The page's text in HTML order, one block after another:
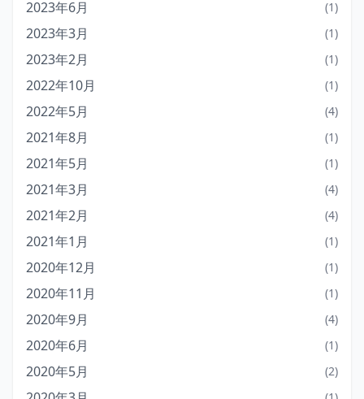
2023年6月 (1)
2023年3月 (1)
2023年2月 (1)
2022年10月 (1)
2022年5月 (4)
2021年8月 (1)
2021年5月 (1)
2021年3月 (4)
2021年2月 (4)
2021年1月 (1)
2020年12月 (1)
2020年11月 (1)
2020年9月 (4)
2020年6月 (1)
2020年5月 (2)